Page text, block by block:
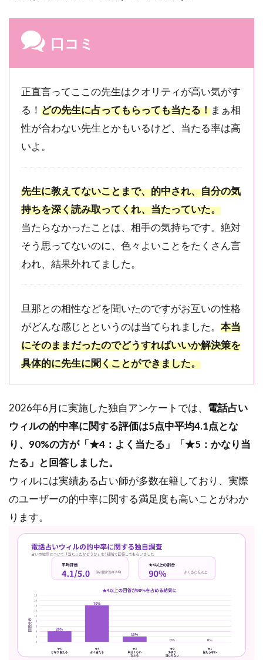
レビュ
ー4,479
神！生
きる恋
愛パワ
ースポ
ット
位：天
ご先生
｜口コ
★4.92・
レビュ
ー3,867
件｜高
ち、未
も得意
2.3
3
位：ル
コミ
★4.85・
レビュ
ー2,928
ぎ澄ま
された
で運命
を変え
2.4
4
位：香
桜先生
ミ
★4.89・
レビュ
ー2,658
件｜深
口コミ
正直言ってここの先生はクオリティが高い気がす
る！ どの先生に占ってもらっても当たる！まぁ相
性が合わない先生とかもいるけど、当たる率は高
いよ。
先生に教えてないことまで、的中され、自分の気
持ちを深く読み取ってくれ、当たっていた。
当たらなかったことは、相手の気持ちです。絶対
そう思ってないのに、色々よいことをたくさん言
われ、結果外れてました。
旦那との相性などを聞いたのですがお互いの性格
がどんな感じとというのは当てられました。 本当
にそのままだったのでどうすればいいか解決策を
具体的に先生に聞くことができました。
2026年6月に実施した独自アンケートでは、 電話占い
ウィルの的中率に関する評価は5点中平均4.1点とな
り、90%の方が「★4：よく当たる」「★5：かなり当
たる」と回答しました。
ウィルには実績ある占い師が多数在籍しており、実際
のユーザーの的中率に関する満足度も高いことがわか
ります。